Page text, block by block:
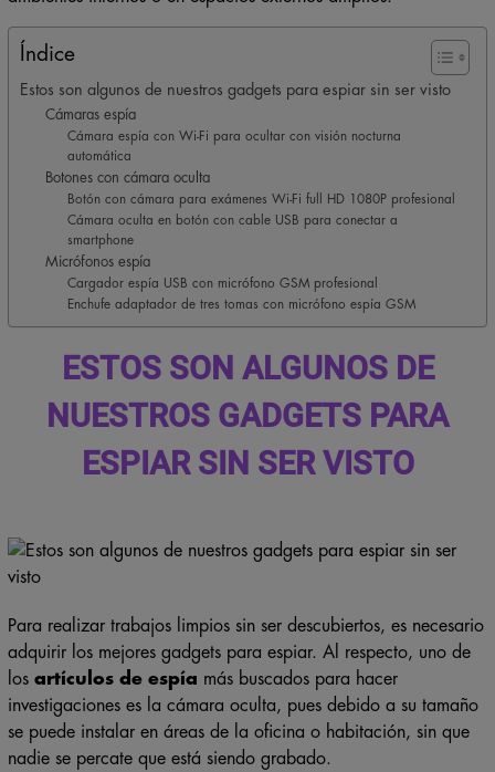
Índice
Estos son algunos de nuestros gadgets para espiar sin ser visto
Cámaras espía
Cámara espía con Wi-Fi para ocultar con visión nocturna
automática
Botones con cámara oculta
Botón con cámara para exámenes Wi-Fi full HD 1080P profesional
Cámara oculta en botón con cable USB para conectar a
smartphone
Micrófonos espía
Cargador espía USB con micrófono GSM profesional
Enchufe adaptador de tres tomas con micrófono espía GSM
ESTOS SON ALGUNOS DE
NUESTROS GADGETS PARA
ESPIAR SIN SER VISTO
adquirir los mejores gadgets para espiar. Al respecto, uno de
losartículos de espíamás buscados para hacer
investigaciones es la cámara oculta, pues debido a su tamaño
se puede instalar en áreas de la oficina o habitación, sin que
nadie se percate que está siendo grabado.